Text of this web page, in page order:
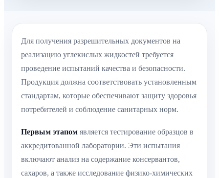
Для получения разрешительных документов на
реализацию углекислых жидкостей требуется
проведение испытаний качества и безопасности.
Продукция должна соответствовать установленным
стандартам, которые обеспечивают защиту здоровья
потребителей и соблюдение санитарных норм.
Первым этапом является тестирование образцов в
аккредитованной лаборатории. Эти испытания
включают анализ на содержание консервантов,
сахаров, а также исследование физико-химических